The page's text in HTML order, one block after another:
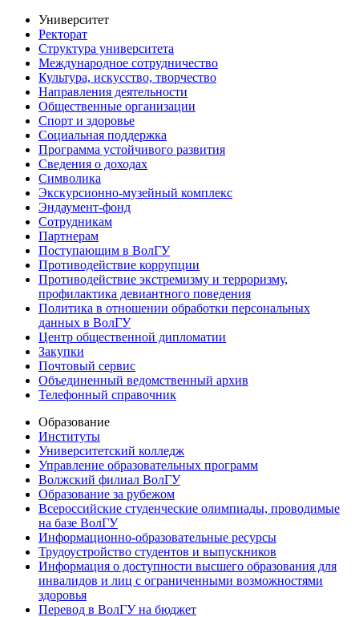
Университет
Ректорат
Структура университета
Международное сотрудничество
Культура, искусство, творчество
Направления деятельности
Общественные организации
Спорт и здоровье
Социальная поддержка
Программа устойчивого развития
Сведения о доходах
Символика
Экскурсионно-музейный комплекс
Эндаумент-фонд
Сотрудникам
Партнерам
Поступающим в ВолГУ
Противодействие коррупции
Противодействие экстремизму и терроризму,
профилактика девиантного поведения
Политика в отношении обработки персональных
данных в ВолГУ
Центр общественной дипломатии
Закупки
Почтовый сервис
Объединенный ведомственный архив
Телефонный справочник
Образование
Институты
Университетский колледж
Управление образовательных программ
Волжский филиал ВолГУ
Образование за рубежом
Всероссийские студенческие олимпиады, проводимые
на базе ВолГУ
Информационно-образовательные ресурсы
Трудоустройство студентов и выпускников
Информация о доступности высшего образования для
инвалидов и лиц с ограниченными возможностями
здоровья
Перевод в ВолГУ на бюджет